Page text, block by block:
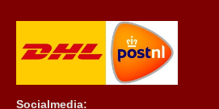
Socialmedia: